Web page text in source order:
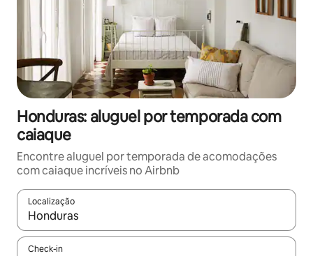
Honduras: aluguel por temporada com
caiaque
Encontre aluguel por temporada de acomodações
com caiaque incríveis no Airbnb
Localização
Quando os resultados estiverem disponíveis, explore-os
Check-in